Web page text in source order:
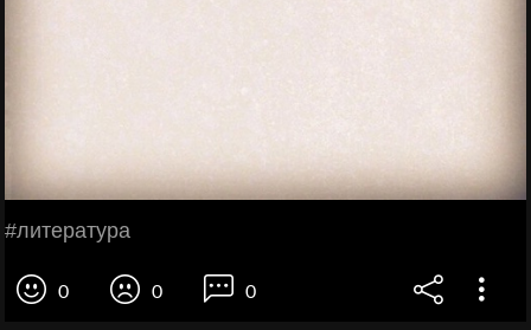
#литература
0 0 0